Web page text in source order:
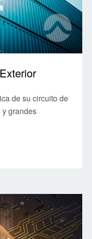
de su circuito de
y grandes